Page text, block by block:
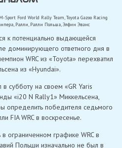
M-Sport Ford World Rally Team,Toyota Gazoo Racing
, Ралли, Ралли Польша,Элфин Эванс
к потенциально выдающейся
доминирующего ответного дня в
WRC из «Toyota» перехватил
из «Hyundai».
субботу на своем «GR Yaris
«i20 N Rally1» Миккельсена,
определить победителя седьмого
FIA WRC в воскресенье.
ограниченном графике WRC в
Польши изначально не был в